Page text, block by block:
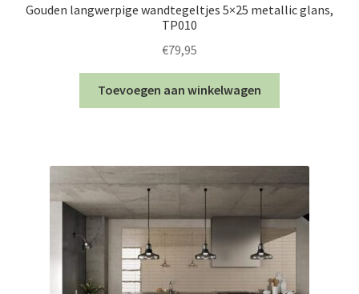
Gouden langwerpige wandtegeltjes 5×25 metallic glans,
TP010
€79,95
Toevoegen aan winkelwagen